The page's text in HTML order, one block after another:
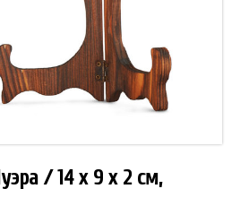
/ 14 х 9 х 2 см,